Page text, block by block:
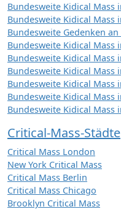
Bundesweite Kidical Mass
Bundesweite Kidical Mass
Bundesweite Gedenken
Bundesweite Kidical Mass
Bundesweite Kidical Mass
Bundesweite Kidical Mass
Bundesweite Kidical Mass
Bundesweite Kidical Mass
Bundesweite Kidical Mass
Critical-Mass-Städte
Critical Mass London
New York Critical Mass
Critical Mass Berlin
Critical Mass Chicago
Brooklyn Critical Mass